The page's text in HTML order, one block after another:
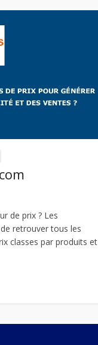
de prix ? Les
retrouver tous les
classes par produits et